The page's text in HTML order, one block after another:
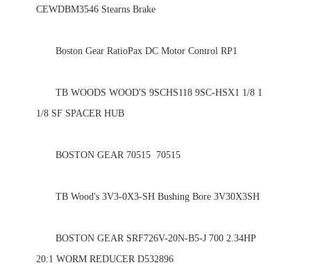
CEWDBM3546 Stearns Brake
Boston Gear RatioPax DC Motor Control RP1
TB WOODS WOOD'S 9SCHS118 9SC-HSX1 1/8 1
1/8 SF SPACER HUB
BOSTON GEAR 70515  70515
TB Wood's 3V3-0X3-SH Bushing Bore 3V30X3SH
BOSTON GEAR SRF726V-20N-B5-J 700 2.34HP
20:1 WORM REDUCER D532896